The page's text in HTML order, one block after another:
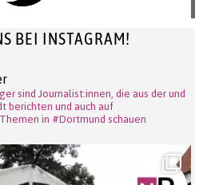
BEI INSTAGRAM!
sind Journalist:innen, die aus der und
berichten und auch auf
in #Dortmund schauen